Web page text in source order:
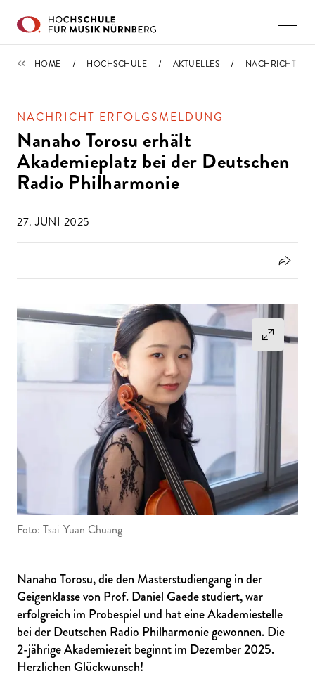
NACHRICHTEN
HOME HOCHSCHULE AKTUELLES NACHRICHT
NACHRICHT ERFOLGSMELDUNG
Nanaho Torosu erhält
Akademieplatz bei der Deutschen
Radio Philharmonie
27. JUNI 2025
Foto: Tsai-Yuan Chuang
Nanaho Torosu, die den Masterstudiengang in der
Geigenklasse von Prof. Daniel Gaede studiert, war
erfolgreich im Probespiel und hat eine Akademiestelle
bei der Deutschen Radio Philharmonie gewonnen. Die
2-jährige Akademiezeit beginnt im Dezember 2025.
Herzlichen Glückwunsch!